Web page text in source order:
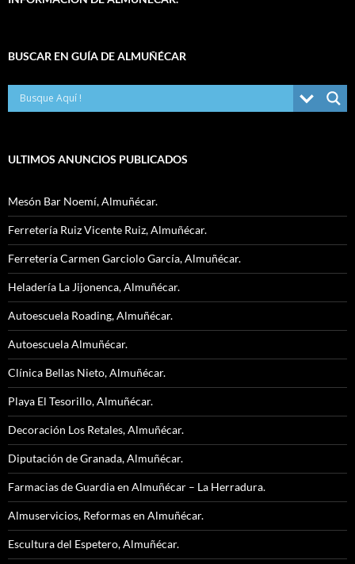
BUSCAR EN GUÍA DE ALMUÑÉCAR
ULTIMOS ANUNCIOS PUBLICADOS
Mesón Bar Noemí, Almuñécar.
Ferretería Ruiz Vicente Ruiz, Almuñécar.
Ferretería Carmen Garciolo García, Almuñécar.
Heladería La Jijonenca, Almuñécar.
Autoescuela Roading, Almuñécar.
Autoescuela Almuñécar.
Clínica Bellas Nieto, Almuñécar.
Playa El Tesorillo, Almuñécar.
Decoración Los Retales, Almuñécar.
Diputación de Granada, Almuñécar.
Farmacias de Guardia en Almuñécar – La Herradura.
Almuservicios, Reformas en Almuñécar.
Escultura del Espetero, Almuñécar.